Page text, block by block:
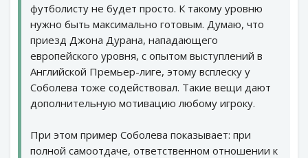
футболисту не будет просто. К такому уровню
нужно быть максимально готовым. Думаю, что
приезд Джона Дурана, нападающего
европейского уровня, с опытом выступлений в
Английской Премьер-лиге, этому всплеску у
Соболева тоже содействовал. Такие вещи дают
дополнительную мотивацию любому игроку.
При этом пример Соболева показывает: при
полной самоотдаче, ответственном отношении к